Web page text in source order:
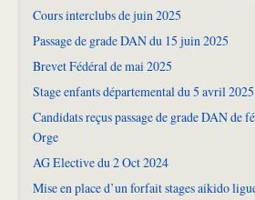
Cours interclubs de juin 2025
Passage de grade DAN du 15 juin 2025
Brevet Fédéral de mai 2025
Stage enfants départemental du 5 avril 2025
Candidats reçus passage de grade DAN de
Orge
AG Elective du 2 Oct 2024
Mise en place d’un forfait stages aikido